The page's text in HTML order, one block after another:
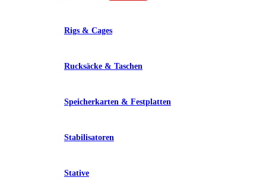
Rigs & Cages
Rucksäcke & Taschen
Speicherkarten & Festplatten
Stabilisatoren
Stative